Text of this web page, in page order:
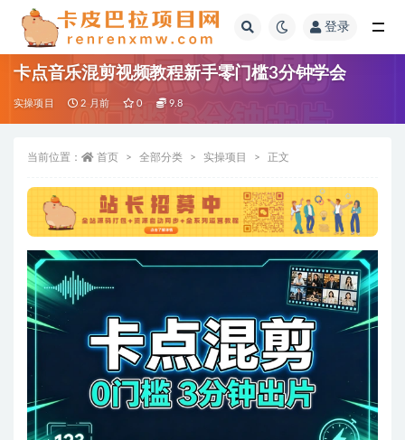
登录
卡点音乐混剪视频教程新手零门槛3分钟学会
实操项目 2 月前 0 9.8
当前位置： 首页 全部分类 实操项目 正文
全部